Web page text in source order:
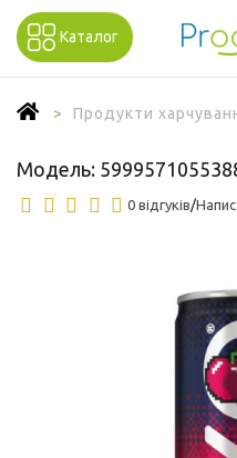
Каталог
Продукти
Модель:
0 відгуків/